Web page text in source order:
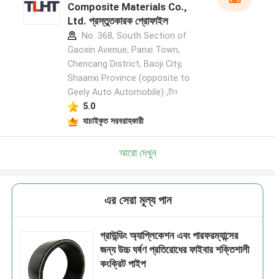
Composite Materials Co.,
Ltd. প্রস্তুতকারক প্রোফাইল
No. 368, South Section of
Gaoxin Avenue, Panxi Town,
Chencang District, Baoji City,
Shaanxi Province (opposite to
Geely Auto Automobile) ,চীন
5.0
যাচাইকৃত সরবরাহকারী
আরো দেখুন
এর সেরা মূল্য পান
গ্রাউন্ডিং অ্যাপ্লিকেশন এবং পারফরম্যান্সের
জন্য উচ্চ ঘর্ষণ প্রতিরোধের ফাইবার শক্তিশালী
কংক্রিট পাইপ